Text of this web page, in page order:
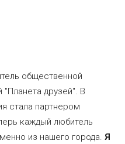
общественной
"Планета друзей". В
стала партнером
каждый любитель
из нашего города. Я